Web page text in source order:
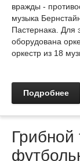
вражды -
музыка
Пастернака. Для
оборудована
оркестр из 18
Подробнее
Грибной